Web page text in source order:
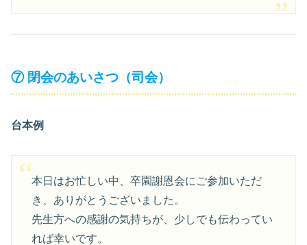
⑦ 閉会のあいさつ（司会）
台本例
本日はお忙しい中、卒園謝恩会にご参加いただ
き、ありがとうございました。
先生方への感謝の気持ちが、少しでも伝わってい
れば幸いです。